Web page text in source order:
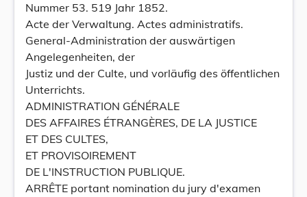
Nummer 53. 519 Jahr 1852.
Acte der Verwaltung. Actes administratifs.
General-Administration der auswärtigen
Angelegenheiten, der
Justiz und der Culte, und vorläufig des öffentlichen
Unterrichts.
ADMINISTRATION GÉNÉRALE
DES AFFAIRES ÉTRANGÈRES, DE LA JUSTICE
ET DES CULTES,
ET PROVISOIREMENT
DE L'INSTRUCTION PUBLIQUE.
ARRÊTE portant nomination du jury d'examen